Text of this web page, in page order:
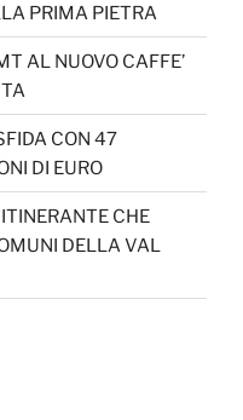
PRIMA PIETRA
AL NUOVO CAFFE’
CON 47
DI EURO
CHE
DELLA VAL